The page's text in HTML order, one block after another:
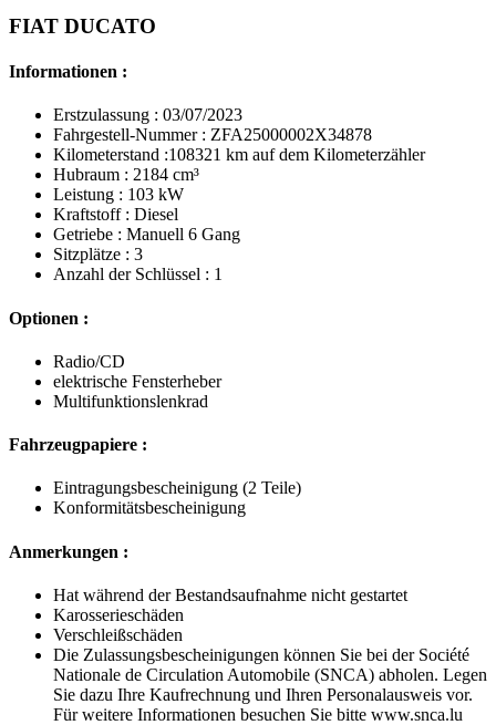
FIAT DUCATO
Informationen :
Erstzulassung : 03/07/2023
Fahrgestell-Nummer : ZFA25000002X34878
Kilometerstand :108321 km auf dem Kilometerzähler
Hubraum : 2184 cm³
Leistung : 103 kW
Kraftstoff : Diesel
Getriebe : Manuell 6 Gang
Sitzplätze : 3
Anzahl der Schlüssel : 1
Optionen :
Radio/CD
elektrische Fensterheber
Multifunktionslenkrad
Fahrzeugpapiere :
Eintragungsbescheinigung (2 Teile)
Konformitätsbescheinigung
Anmerkungen :
Hat während der Bestandsaufnahme nicht gestartet
Karosserieschäden
Verschleißschäden
Die Zulassungsbescheinigungen können Sie bei der Société
Nationale de Circulation Automobile (SNCA) abholen. Legen
Sie dazu Ihre Kaufrechnung und Ihren Personalausweis vor.
Für weitere Informationen besuchen Sie bitte www.snca.lu